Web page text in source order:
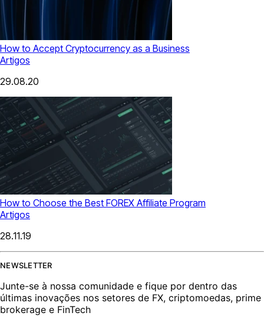
How to Accept Cryptocurrency as a Business
Artigos
29.08.20
How to Choose the Best FOREX Affiliate Program
Artigos
28.11.19
NEWSLETTER
Junte-se à nossa comunidade e fique por dentro das
últimas inovações nos setores de FX, criptomoedas, prime
brokerage e FinTech